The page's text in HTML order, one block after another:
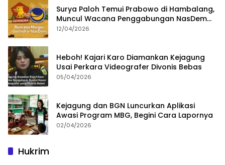
Surya Paloh Temui Prabowo di Hambalang,
Muncul Wacana Penggabungan NasDem
dan Gerindra
12/04/2026
Heboh! Kajari Karo Diamankan Kejagung
Usai Perkara Videografer Divonis Bebas
05/04/2026
Kejagung dan BGN Luncurkan Aplikasi
Awasi Program MBG, Begini Cara Lapornya
02/04/2026
Hukrim